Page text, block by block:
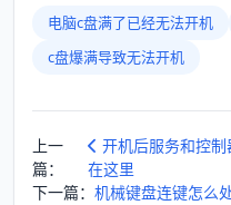
电脑c盘满了已经无法开机
c盘爆满导致无法开机
上一
篇：
开机后服务和控
在这里
下一篇： 机械键盘连键怎么